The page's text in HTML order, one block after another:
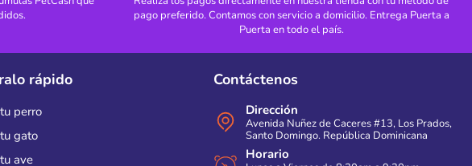
pago preferido. Contamos con servicio a domicilio. Entrega Puerta a
Puerta en todo el país.
rápido
perro
gato
ave
Contáctenos
Dirección
Avenida Nuñez de Caceres #13, Los Prados,
Santo Domingo. República Dominicana
Horario